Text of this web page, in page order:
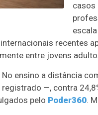
casos
recentes
entre jovens
ensino a distância
—, contra
pelo Poder360.